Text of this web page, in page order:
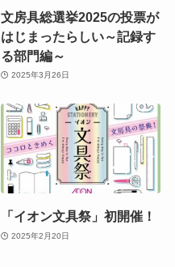
文房具総選挙2025の投票が
はじまったらしい～記録す
る部門編～
2025年3月26日
「イオン文具祭」初開催！
2025年2月20日